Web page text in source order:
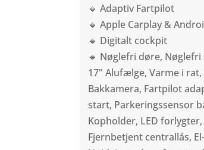
🔸 Adaptiv Fartpilot
🔸 Apple Carplay &
🔸 Digitalt cockpit
🔸 Nøglefri døre,
17" Alufælge, Varme i
Bakkamera, Fartpilot
start, Parkeringssensor
Kopholder, LED
Fjernbetjent centrallås,